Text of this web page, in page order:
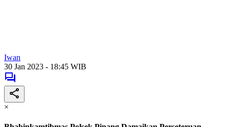
Iwan
30 Jan 2023 - 18:45 WIB
×